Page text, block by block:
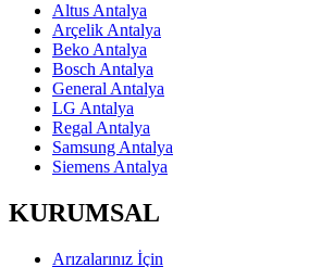
Altus Antalya
Arçelik Antalya
Beko Antalya
Bosch Antalya
General Antalya
LG Antalya
Regal Antalya
Samsung Antalya
Siemens Antalya
KURUMSAL
Arızalarınız İçin